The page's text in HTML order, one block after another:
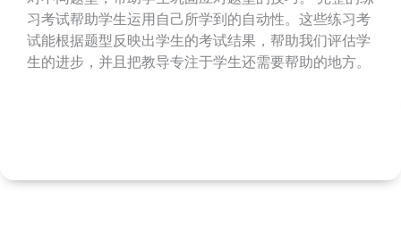
习考试帮助学生运用自己所学到的自动性。这些练习考
试能根据题型反映出学生的考试结果，帮助我们评估学
生的进步，并且把教导专注于学生还需要帮助的地方。